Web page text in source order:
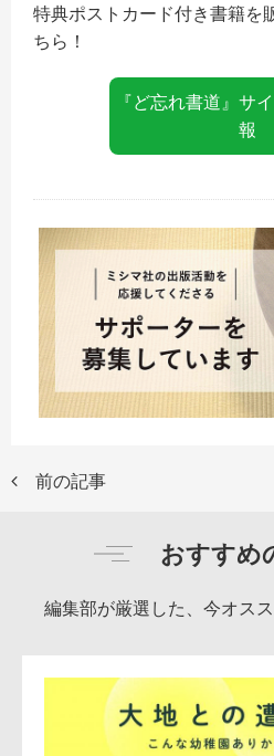
特典ポストカード付き書籍
ちら！
『ど忘れ書道』サ
報
前の記事
おすすめ
編集部が厳選した、今オス